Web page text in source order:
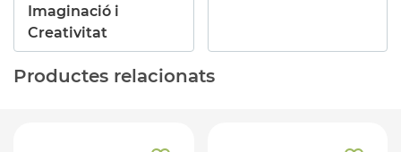
Imaginació i
Creativitat
Productes relacionats